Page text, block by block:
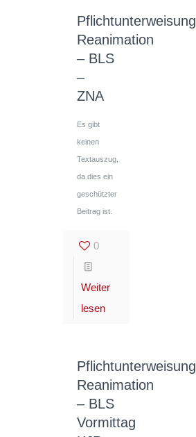
Pflichtunterweisung
Reanimation
– BLS
–
ZNA
Es gibt
keinen
Textauszug,
da dies ein
geschützter
Beitrag ist.
0
Weiter
lesen
Pflichtunterweisung
Reanimation
– BLS
Vormittag